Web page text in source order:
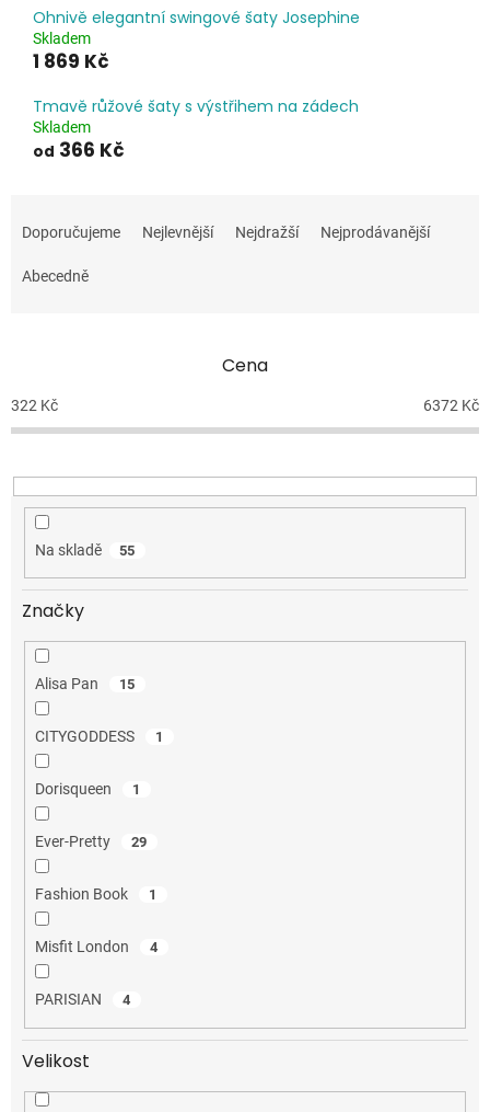
Ohnivě elegantní swingové šaty Josephine
Skladem
1 869 Kč
Tmavě růžové šaty s výstřihem na zádech
Skladem
od 366 Kč
a
e
o
d
k
t
Doporučujeme Nejlevnější Nejdražší Nejprodávanější
Abecedně
Cena
322 Kč 6372 Kč
Na skladě 55
Značky
Alisa Pan 15
CITYGODDESS 1
Dorisqueen 1
Ever-Pretty 29
Fashion Book 1
Misfit London 4
PARISIAN 4
Velikost